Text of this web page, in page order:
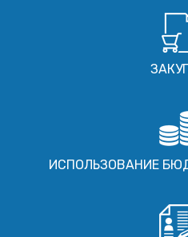
ИСПОЛЬЗОВАНИЕ